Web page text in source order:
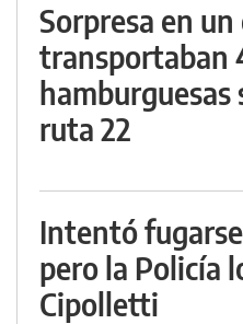
Sorpresa en
transportaban
hamburguesas
ruta 22
Intentó
pero la Policía
Cipolletti